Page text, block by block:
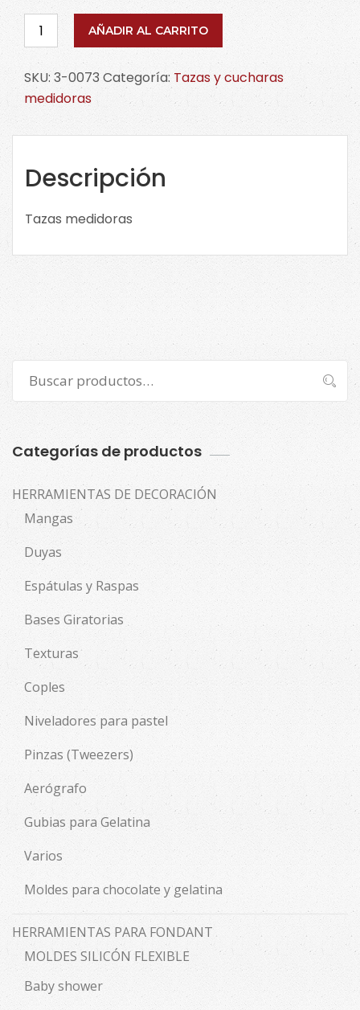
Tazas
medidoras
0073
cantidad
AÑADIR AL CARRITO
SKU:3-0073 Categoría: Tazas y cucharas
medidoras
Descripción
Tazas medidoras
por:
Buscar
Categorías de productos
HERRAMIENTAS DE DECORACIÓN
Mangas
Duyas
Espátulas y Raspas
Bases Giratorias
Texturas
Coples
Niveladores para pastel
Pinzas (Tweezers)
Aerógrafo
Gubias para Gelatina
Varios
Moldes para chocolate y gelatina
HERRAMIENTAS PARA FONDANT
MOLDES SILICÓN FLEXIBLE
Baby shower